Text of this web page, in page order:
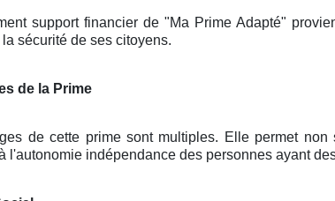
support financier de "Ma Prime Adapté"
la sécurité de ses citoyens.
de la Prime
de cette prime sont multiples. Elle permet
l'autonomie indépendance des personnes ayant